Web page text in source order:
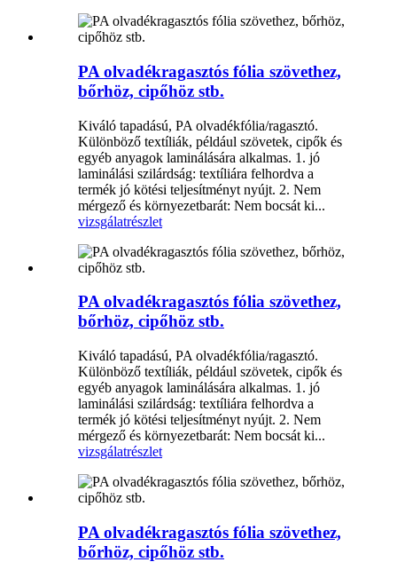
PA olvadékragasztós fólia szövethez,
bőrhöz, cipőhöz stb.
Kiváló tapadású, PA olvadékfólia/ragasztó.
Különböző textíliák, például szövetek, cipők és
egyéb anyagok laminálására alkalmas. 1. jó
laminálási szilárdság: textíliára felhordva a
termék jó kötési teljesítményt nyújt. 2. Nem
mérgező és környezetbarát: Nem bocsát ki...
vizsgálatrészlet
PA olvadékragasztós fólia szövethez,
bőrhöz, cipőhöz stb.
Kiváló tapadású, PA olvadékfólia/ragasztó.
Különböző textíliák, például szövetek, cipők és
egyéb anyagok laminálására alkalmas. 1. jó
laminálási szilárdság: textíliára felhordva a
termék jó kötési teljesítményt nyújt. 2. Nem
mérgező és környezetbarát: Nem bocsát ki...
vizsgálatrészlet
PA olvadékragasztós fólia szövethez,
bőrhöz, cipőhöz stb.